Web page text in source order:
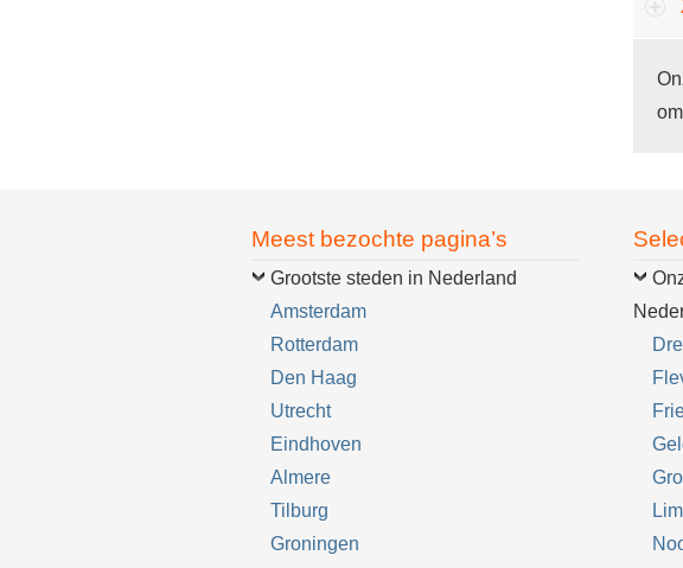
Meest bezochte pagina’s
Grootste steden in Nederland
Amsterdam
Rotterdam
Den Haag
Utrecht
Eindhoven
Almere
Tilburg
Groningen